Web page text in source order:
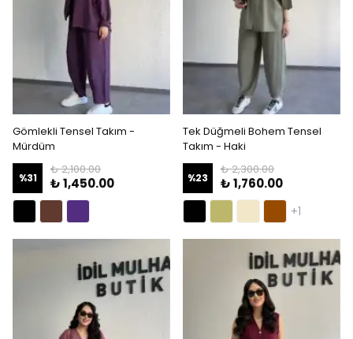
Gömlekli Tensel Takım -
Mürdüm
%31
₺ 2,100.00
₺ 1,450.00
Tek Düğmeli Bohem Tensel
Takım - Haki
%23
₺ 2,300.00
₺ 1,760.00
+1